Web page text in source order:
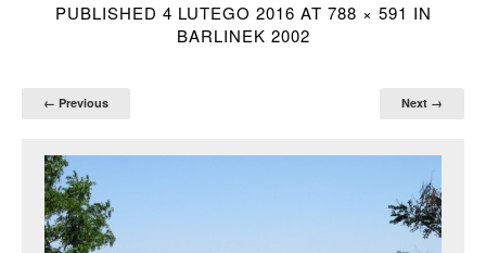
PUBLISHED 4 LUTEGO 2016 AT 788 × 591 IN
BARLINEK 2002
← Previous Next →